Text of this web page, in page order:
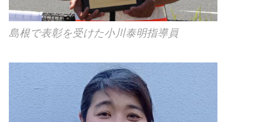
島根で表彰を受けた小川泰明指導員